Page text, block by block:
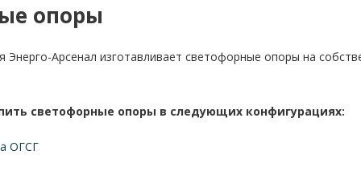
опоры
Энерго-Арсенал изготавливает светофорные опоры на
светофорные опоры в следующих конфигурациях:
ОГСГ